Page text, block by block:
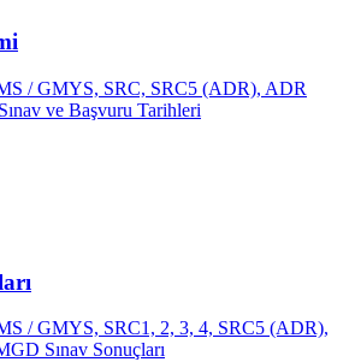
/ GMYS, SRC, SRC5 (ADR), ADR
ve Başvuru Tarihleri
/ GMYS, SRC1, 2, 3, 4, SRC5 (ADR),
Sınav Sonuçları